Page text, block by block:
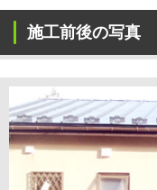
施工前後の写真